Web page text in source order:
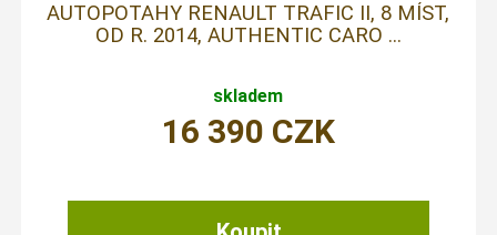
AUTOPOTAHY RENAULT TRAFIC II, 8 MÍST,
OD R. 2014, AUTHENTIC CARO ...
skladem
16 390 CZK